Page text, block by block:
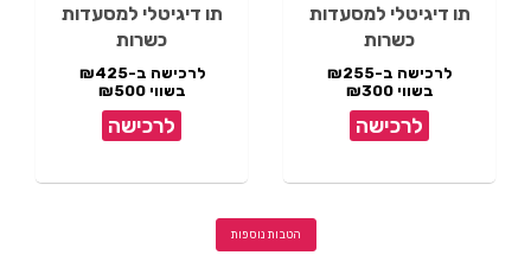
תו דיגיטלי למסעדות
כשרות
לרכישה ב-₪255
בשווי ₪300
לרכישה
תו דיגיטלי למסעדות
כשרות
לרכישה ב-₪425
בשווי ₪500
לרכישה
הטבות נוספות